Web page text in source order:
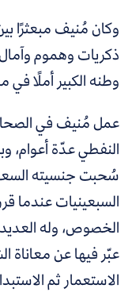
وكان مُنيف مبعثرًا
ذكريات وهموم
وطنه الكبير أملًا
عمل مُنيف في
النفطي عدّة أعوام،
سُحبت جنسيته
السبعينيات عندما
الخصوص، وله
عبّر فيها عن معاناة
الاستعمار ثم